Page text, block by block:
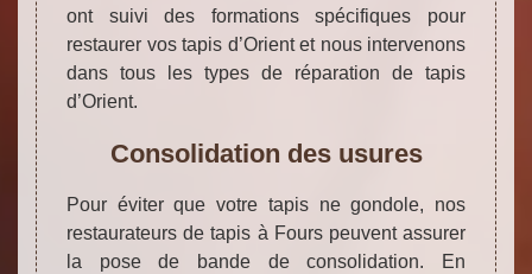
ont suivi des formations spécifiques pour
restaurer vos tapis d’Orient et nous intervenons
dans tous les types de réparation de tapis
d’Orient.
Consolidation des usures
Pour éviter que votre tapis ne gondole, nos
restaurateurs de tapis à Fours peuvent assurer
la pose de bande de consolidation. En